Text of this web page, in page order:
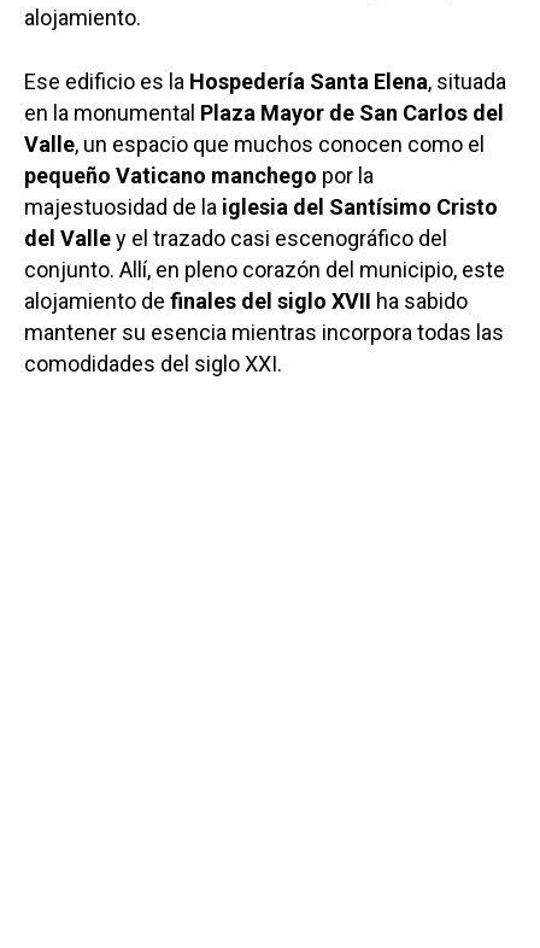
alojamiento.
Ese edificio es la Hospedería Santa Elena, situada
en la monumental Plaza Mayor de San Carlos del
Valle, un espacio que muchos conocen como el
pequeño Vaticano manchego por la
majestuosidad de la iglesia del Santísimo Cristo
del Valley el trazado casi escenográfico del
conjunto. Allí, en pleno corazón del municipio, este
alojamiento de finales del siglo XVII ha sabido
mantener su esencia mientras incorpora todas las
comodidades del siglo XXI.